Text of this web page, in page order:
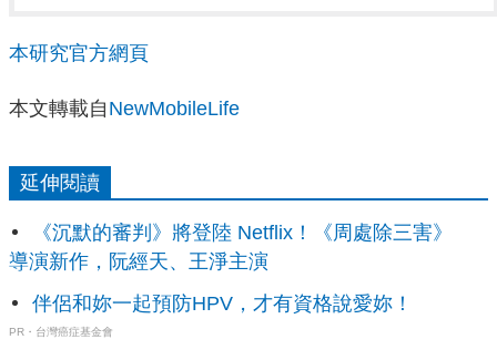
本研究官方網頁
本文轉載自 NewMobileLife
延伸閱讀
《沉默的審判》將登陸 Netflix！《周處除三害》
導演新作，阮經天、王淨主演
伴侶和妳一起預防HPV，才有資格說愛妳！
PR・台灣癌症基金會